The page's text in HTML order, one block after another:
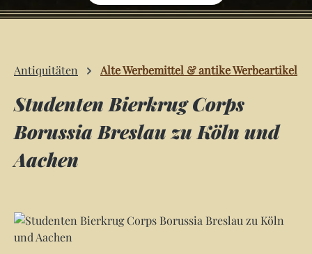
Antiquitäten Alte Werbemittel & antike Werbeartikel
Studenten Bierkrug Corps
Borussia Breslau zu Köln und
Aachen
Bildergalerie überspringen